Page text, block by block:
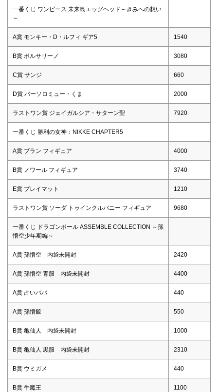
一番くじ ワンピース 未来島エッグヘッド～きみへの想い
～
A賞 モンキー・D・ルフィ ギア5 1540
B賞 ボルサリーノ 3080
C賞 サンジ 660
D賞 バーソロミュー・くま 2000
ラストワン賞 ジェイガルシア・サターン聖 7920
一番くじ 勝利の女神：NIKKE CHAPTER5
A賞 ブラン フィギュア 4000
B賞 ノワール フィギュア 3740
E賞 プレイマット 1210
ラストワン賞 ソーダ トゥインクルバニー フィギュア 9680
一番くじ ドラゴンボール ASSEMBLE COLLECTION ～孫
悟空少年期編～
A賞 孫悟空 内袋未開封 2420
A賞 孫悟空 青服 内袋未開封 4400
A賞 占いババ 440
A賞 孫悟飯 550
B賞 亀仙人 内袋未開封 1000
B賞 亀仙人 黒服 内袋未開封 2310
B賞 ウミガメ 440
B賞 牛魔王 1100